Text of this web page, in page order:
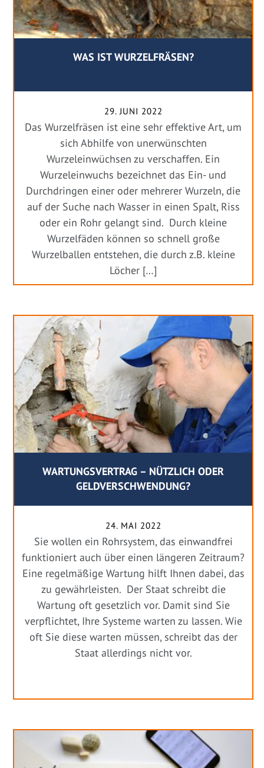
WAS IST WURZELFRÄSEN?
29. JUNI 2022
Das Wurzelfräsen ist eine sehr effektive Art, um
sich Abhilfe von unerwünschten
Wurzeleinwüchsen zu verschaffen. Ein
Wurzeleinwuchs bezeichnet das Ein- und
Durchdringen einer oder mehrerer Wurzeln, die
auf der Suche nach Wasser in einen Spalt, Riss
oder ein Rohr gelangt sind. Durch kleine
Wurzelfäden können so schnell große
Wurzelballen entstehen, die durch z.B. kleine
Löcher […]
WARTUNGSVERTRAG – NÜTZLICH ODER
GELDVERSCHWENDUNG?
24. MAI 2022
Sie wollen ein Rohrsystem, das einwandfrei
funktioniert auch über einen längeren Zeitraum?
Eine regelmäßige Wartung hilft Ihnen dabei, das
zu gewährleisten. Der Staat schreibt die
Wartung oft gesetzlich vor. Damit sind Sie
verpflichtet, Ihre Systeme warten zu lassen. Wie
oft Sie diese warten müssen, schreibt das der
Staat allerdings nicht vor.